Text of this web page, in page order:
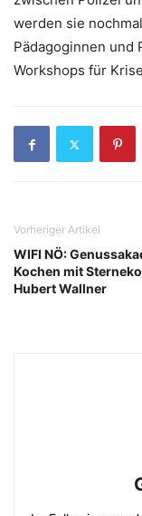
werden sie
Pädagoginnen und
Workshops für
Vorheriger Artikel
WIFI NÖ:
Kochen mit
Hubert Wallner